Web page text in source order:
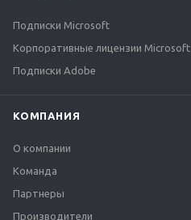
Подписки Microsoft
Корпоративные лицензии Microsoft
Подписки Adobe
КОМПАНИЯ
О компании
Команда
Партнеры
Производители